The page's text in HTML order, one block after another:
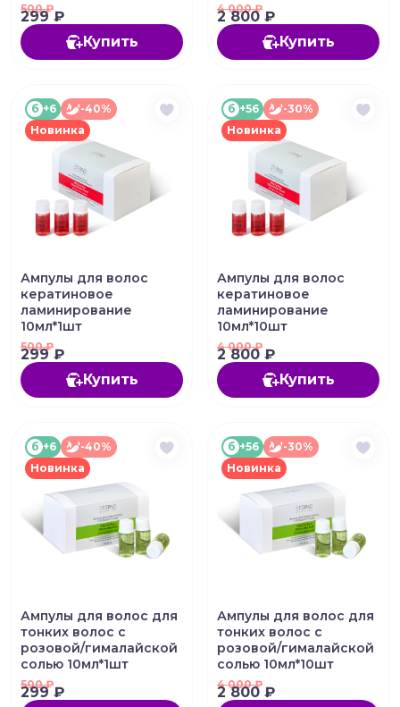
500₽
299 ₽
Купить
4 000₽
2 800 ₽
Купить
б +6
-40%
Новинка
Ампулы для волос
кератиновое
ламинирование
10мл*1шт
500₽
299 ₽
Купить
б +56
-30%
Новинка
Ампулы для волос
кератиновое
ламинирование
10мл*10шт
4 000₽
2 800 ₽
Купить
б +6
-40%
Новинка
Ампулы для волос для
тонких волос с
розовой/гималайской
солью 10мл*1шт
500₽
299 ₽
б +56
-30%
Новинка
Ампулы для волос для
тонких волос с
розовой/гималайской
солью 10мл*10шт
4 000₽
2 800 ₽